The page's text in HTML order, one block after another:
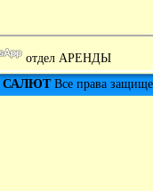
отдел АРЕНДЫ
САЛЮТВсе права